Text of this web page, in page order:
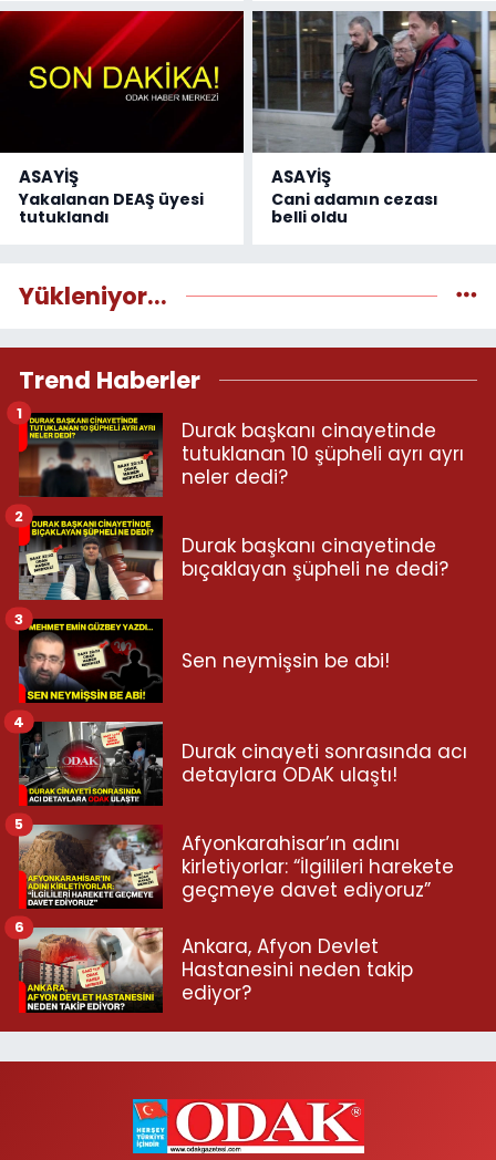
ASAYİŞ
Yakalanan DEAŞ üyesi
tutuklandı
ASAYİŞ
Cani adamın cezası
belli oldu
Yükleniyor...
Trend Haberler
Durak başkanı cinayetinde
tutuklanan 10 şüpheli ayrı ayrı
neler dedi?
1
Durak başkanı cinayetinde
bıçaklayan şüpheli ne dedi?
2
Sen neymişsin be abi!
3
Durak cinayeti sonrasında acı
detaylara ODAK ulaştı!
4
Afyonkarahisar’ın adını
kirletiyorlar: “İlgilileri harekete
geçmeye davet ediyoruz”
5
Ankara, Afyon Devlet
Hastanesini neden takip
ediyor?
6